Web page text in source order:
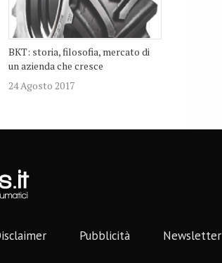
BKT: storia, filosofia, mercato di
un azienda che cresce
24 Agosto 2017
Pubblicità Newsletter